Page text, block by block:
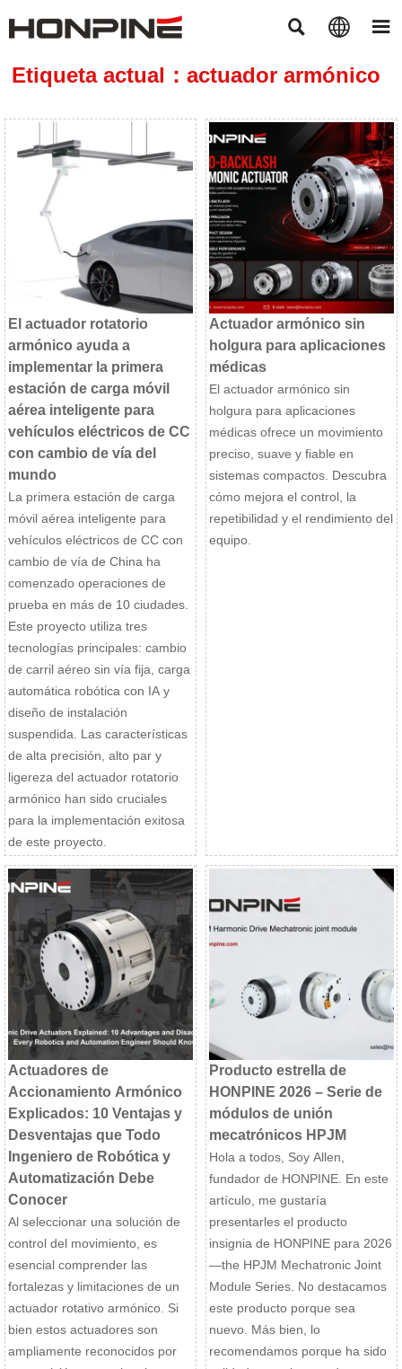
  
Etiqueta actual：actuador armónico
El actuador rotatorio
armónico ayuda a
implementar la primera
estación de carga móvil
aérea inteligente para
vehículos eléctricos de CC
con cambio de vía del
mundo
La primera estación de carga
móvil aérea inteligente para
vehículos eléctricos de CC con
cambio de vía de China ha
comenzado operaciones de
prueba en más de 10 ciudades.
Este proyecto utiliza tres
tecnologías principales: cambio
de carril aéreo sin vía fija, carga
automática robótica con IA y
diseño de instalación
suspendida. Las características
de alta precisión, alto par y
ligereza del actuador rotatorio
armónico han sido cruciales
para la implementación exitosa
de este proyecto.
Actuador armónico sin
holgura para aplicaciones
médicas
El actuador armónico sin
holgura para aplicaciones
médicas ofrece un movimiento
preciso, suave y fiable en
sistemas compactos. Descubra
cómo mejora el control, la
repetibilidad y el rendimiento del
equipo.
Actuadores de
Accionamiento Armónico
Explicados: 10 Ventajas y
Desventajas que Todo
Ingeniero de Robótica y
Automatización Debe
Conocer
Al seleccionar una solución de
control del movimiento, es
esencial comprender las
fortalezas y limitaciones de un
actuador rotativo armónico. Si
bien estos actuadores son
ampliamente reconocidos por
Producto estrella de
HONPINE 2026 – Serie de
módulos de unión
mecatrónicos HPJM
Hola a todos, Soy Allen,
fundador de HONPINE. En este
artículo, me gustaría
presentarles el producto
insignia de HONPINE para 2026
—the HPJM Mechatronic Joint
Module Series. No destacamos
este producto porque sea
nuevo. Más bien, lo
recomendamos porque ha sido